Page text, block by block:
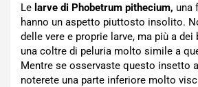
Le larve di Phobetrum pithecium, una
hanno un aspetto piuttosto insolito.
delle vere e proprie larve, ma più a
una coltre di peluria molto simile a
Mentre se osservaste questo insetto
noterete una parte inferiore molto